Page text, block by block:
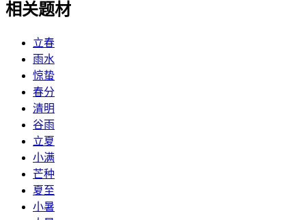
相关题材
立春
雨水
惊蛰
春分
清明
谷雨
立夏
小满
芒种
夏至
小暑